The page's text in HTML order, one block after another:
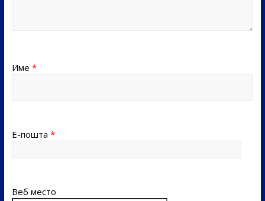
Име *
Е-пошта *
Веб место